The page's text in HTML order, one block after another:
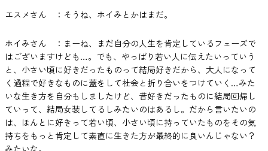
エスメさん ：そうね、ホイみとかはまだ。
ホイみさん ：まーね、まだ自分の人生を肯定しているフェーズで
はございますけども…。でも、やっぱり若い人に伝えたいっていう
と、小さい頃に好きだったものって結局好きだから、大人になって
く過程で好きなものに蓋をして社会と折り合いをつけていく…みた
いな生き方を自分もしましたけど、昔好きだったものに結局回帰し
ていって、結局女装してるしみたいのはあるし。だから言いたいの
は、ほんとに好きって若い頃、小さい頃に持っていたものをその気
持ちをもっと肯定して素直に生きた方が最終的に良いんじゃない？
みたいな。